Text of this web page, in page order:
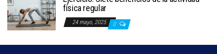
física regular
24 mayo, 2025 0